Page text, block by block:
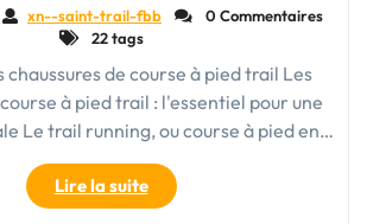
xn--saint-trail-fbb
0 Commentaires
22 tags
de course à pied trail Les
à pied trail : l'essentiel pour une
Le trail running, ou course à pied en…
Lire la suite"Guide
d’achat